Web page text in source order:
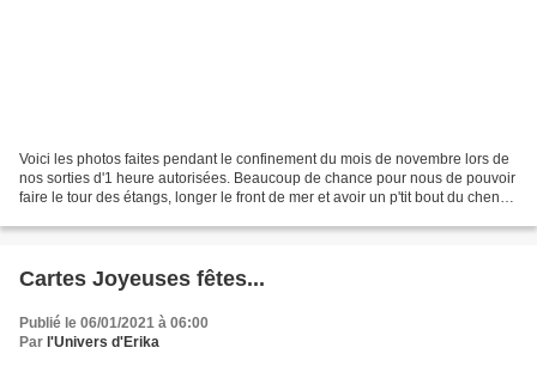
Voici les photos faites pendant le confinement du mois de novembre lors de
nos sorties d'1 heure autorisées. Beaucoup de chance pour nous de pouvoir
faire le tour des étangs, longer le front de mer et avoir un p'tit bout du chenal
Cartes Joyeuses fêtes...
Publié le 06/01/2021 à 06:00
Par l'Univers d'Erika